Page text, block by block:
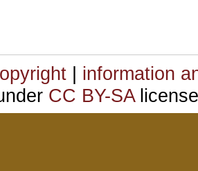
| information
CC BY-SA